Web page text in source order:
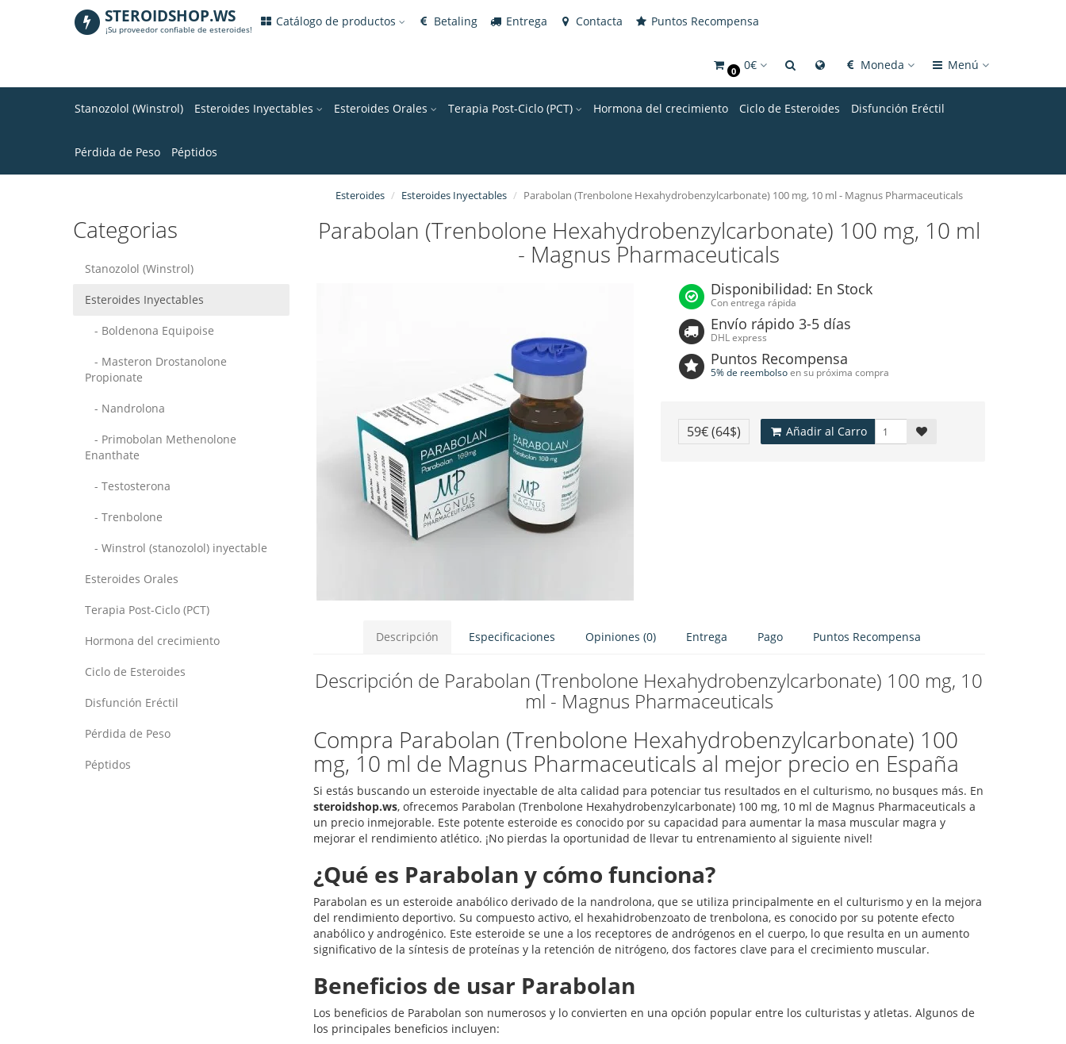
STEROIDSHOP.WS
¡Su proveedor confiable de esteroides!
Catálogo de productos Betaling Entrega Contacta Puntos Recompensa
0 0€ Moneda Menú
Stanozolol (Winstrol) Esteroides Inyectables Esteroides Orales Terapia Post-Ciclo (PCT) Hormona del crecimiento Ciclo de Esteroides Disfunción Eréctil
Pérdida de Peso Péptidos
Categorias
Stanozolol (Winstrol)
Esteroides Inyectables
- Boldenona Equipoise
- Masteron Drostanolone
Propionate
- Nandrolona
- Primobolan Methenolone
Enanthate
- Testosterona
- Trenbolone
- Winstrol (stanozolol) inyectable
Esteroides Orales
Terapia Post-Ciclo (PCT)
Hormona del crecimiento
Ciclo de Esteroides
Disfunción Eréctil
Pérdida de Peso
Péptidos
Esteroides Esteroides Inyectables Parabolan (Trenbolone Hexahydrobenzylcarbonate) 100 mg, 10 ml - Magnus Pharmaceuticals
Parabolan (Trenbolone Hexahydrobenzylcarbonate) 100 mg, 10 ml
- Magnus Pharmaceuticals
Disponibilidad: En Stock
Con entrega rápida
Envío rápido 3-5 días
DHL express
Puntos Recompensa
5% de reembolsoen su próxima compra
59€(64$) Añadir al Carro
Descripción Especificaciones Opiniones (0) Entrega Pago Puntos Recompensa
Descripción de Parabolan (Trenbolone Hexahydrobenzylcarbonate) 100 mg, 10
ml - Magnus Pharmaceuticals
Compra Parabolan (Trenbolone Hexahydrobenzylcarbonate) 100
mg, 10 ml de Magnus Pharmaceuticals al mejor precio en España
Si estás buscando un esteroide inyectable de alta calidad para potenciar tus resultados en el culturismo, no busques más. En
steroidshop.ws, ofrecemos Parabolan (Trenbolone Hexahydrobenzylcarbonate) 100 mg, 10 ml de Magnus Pharmaceuticals a
un precio inmejorable. Este potente esteroide es conocido por su capacidad para aumentar la masa muscular magra y
mejorar el rendimiento atlético. ¡No pierdas la oportunidad de llevar tu entrenamiento al siguiente nivel!
¿Qué es Parabolan y cómo funciona?
Parabolan es un esteroide anabólico derivado de la nandrolona, que se utiliza principalmente en el culturismo y en la mejora
del rendimiento deportivo. Su compuesto activo, el hexahidrobenzoato de trenbolona, es conocido por su potente efecto
anabólico y androgénico. Este esteroide se une a los receptores de andrógenos en el cuerpo, lo que resulta en un aumento
significativo de la síntesis de proteínas y la retención de nitrógeno, dos factores clave para el crecimiento muscular.
Beneficios de usar Parabolan
Los beneficios de Parabolan son numerosos y lo convierten en una opción popular entre los culturistas y atletas. Algunos de
los principales beneficios incluyen: